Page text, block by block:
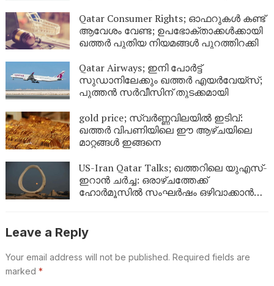
Qatar Consumer Rights; ഓഫറുകൾ കണ്ട്
ആവേശം വേണ്ട; ഉപഭോക്താക്കൾക്കായി
ഖത്തർ പുതിയ നിയമങ്ങൾ പുറത്തിറക്കി
Qatar Airways; ഇനി പോർട്ട്
സുഡാനിലേക്കും ഖത്തർ എയർവേയ്‌സ്;
പുത്തൻ സർവീസിന് തുടക്കമായി
gold price; സ്വർണ്ണവിലയിൽ ഇടിവ്:
ഖത്തർ വിപണിയിലെ ഈ ആഴ്ചയിലെ
മാറ്റങ്ങൾ ഇങ്ങനെ
US-Iran Qatar Talks; ഖത്തറിലെ യുഎസ്-
ഇറാൻ ചർച്ച: ഒരാഴ്ചത്തേക്ക്
ഹോർമൂസിൽ സംഘർഷം ഒഴിവാക്കാൻ
Leave a Reply
Your email address will not be published. Required fields are
marked *